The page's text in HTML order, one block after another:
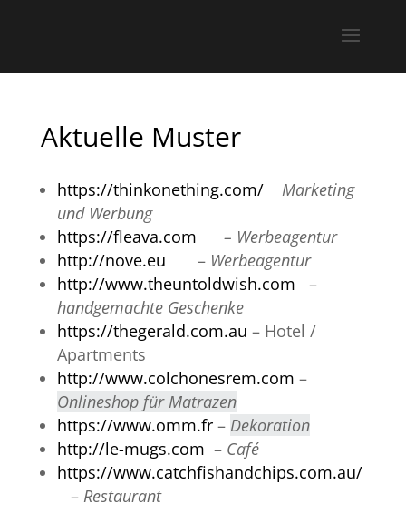
Aktuelle Muster
https://thinkonething.com/
Marketing
und Werbung
https://fleava.com
– Werbeagentur
http://nove.eu – Werbeagentur
http://www.theuntoldwish.com –
handgemachte Geschenke
https://thegerald.com.au – Hotel /
Apartments
http://www.colchonesrem.com –
Onlineshop für Matrazen
https://www.omm.fr– Dekoration
http://le-mugs.com – Café
https://www.catchfishandchips.com.au/
– Restaurant